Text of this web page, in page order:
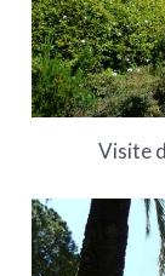
Visite